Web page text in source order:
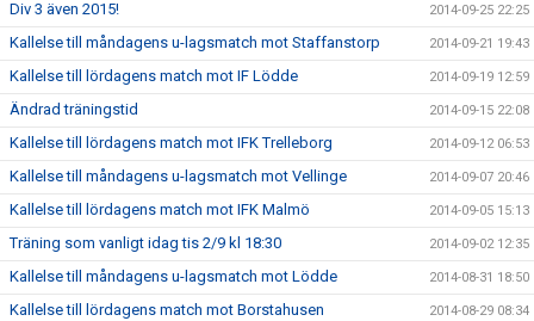
Div 3 även 2015! 2014-09-25 22:25
Kallelse till måndagens u-lagsmatch mot Staffanstorp 2014-09-21 19:43
Kallelse till lördagens match mot IF Lödde 2014-09-19 12:59
Ändrad träningstid 2014-09-15 22:08
Kallelse till lördagens match mot IFK Trelleborg 2014-09-12 06:53
Kallelse till måndagens u-lagsmatch mot Vellinge 2014-09-07 20:46
Kallelse till lördagens match mot IFK Malmö 2014-09-05 15:13
Träning som vanligt idag tis 2/9 kl 18:30 2014-09-02 12:35
Kallelse till måndagens u-lagsmatch mot Lödde 2014-08-31 18:50
Kallelse till lördagens match mot Borstahusen 2014-08-29 08:34